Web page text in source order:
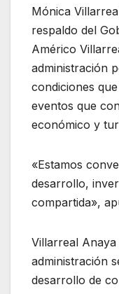
Mónica
respaldo del
Américo
administración
condiciones
eventos que
económico y
«Estamos
desarrollo,
compartida»,
Villarreal
administración
desarrollo de